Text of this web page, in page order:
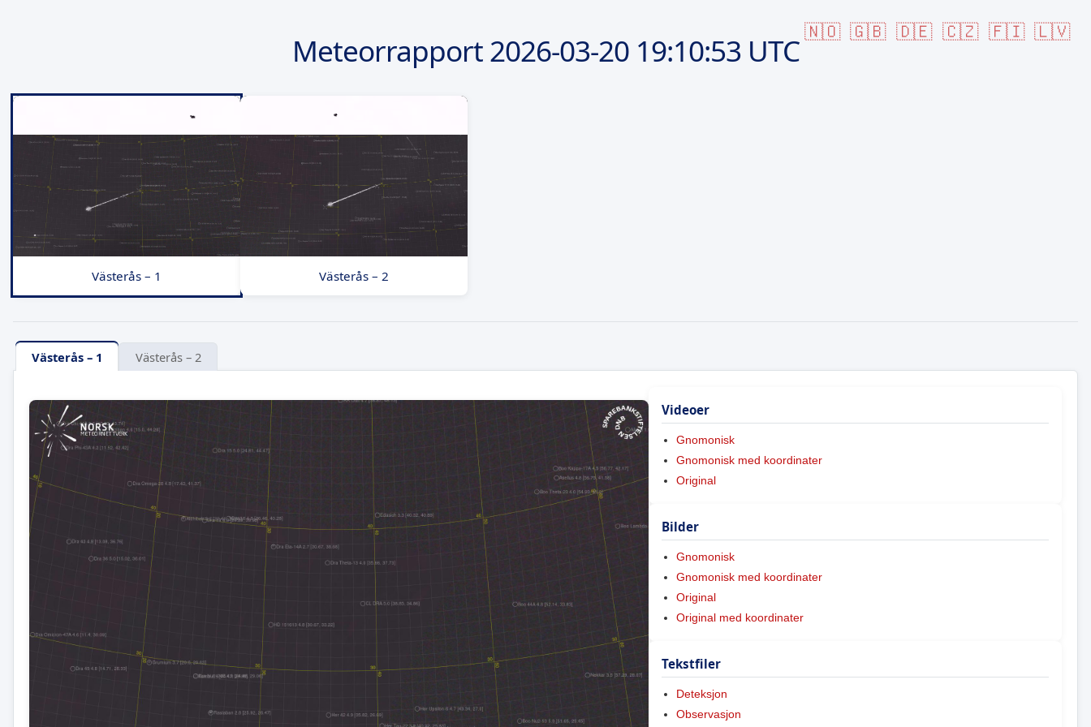
🇳🇴 🇬🇧 🇩🇪 🇨🇿 🇫🇮 🇱🇻
Meteorrapport2026-03-2019:10:53 UTC
Västerås – 1 Västerås – 2
Västerås – 1 Västerås – 2
Videoer
Gnomonisk
Gnomonisk med koordinater
Original
Bilder
Gnomonisk
Gnomonisk med koordinater
Original
Original med koordinater
Tekstfiler
Deteksjon
Observasjon